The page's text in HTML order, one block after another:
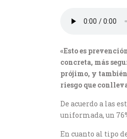
«Esto es
concreta, más
prójimo, y
riesgo que
De acuerdo a las
uniformada, un
En cuanto al tipo